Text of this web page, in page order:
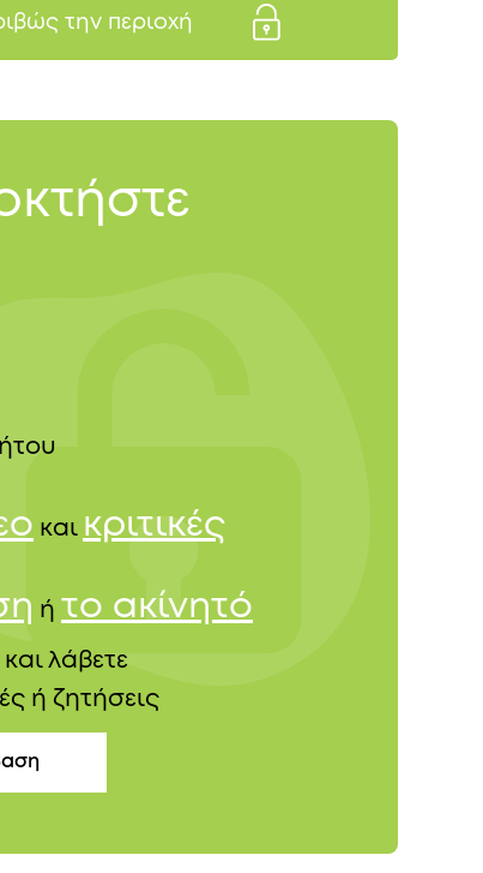
την περιοχή
και κριτικές
ή το ακίνητό
λάβετε
ή ζητήσεις